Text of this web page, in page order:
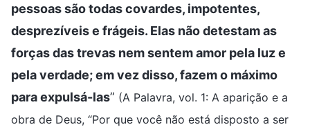
pessoas são todas covardes, impotentes,
desprezíveis e frágeis. Elas não detestam as
forças das trevas nem sentem amor pela luz e
pela verdade; em vez disso, fazem o máximo
para expulsá-las” (A Palavra, vol. 1: A aparição e a
obra de Deus, “Por que você não está disposto a ser